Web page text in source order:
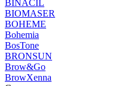
BINACIL
BIOMASER
BOHEME
Bohemia
BosTone
BRONSUN
Brow&Go
BrowXenna